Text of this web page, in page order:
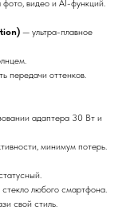
видео и AI-функций.
— ультра-плавное
передачи оттенков.
адаптера 30 Вт и
минимум потерь.
любого смартфона.
свой стиль.